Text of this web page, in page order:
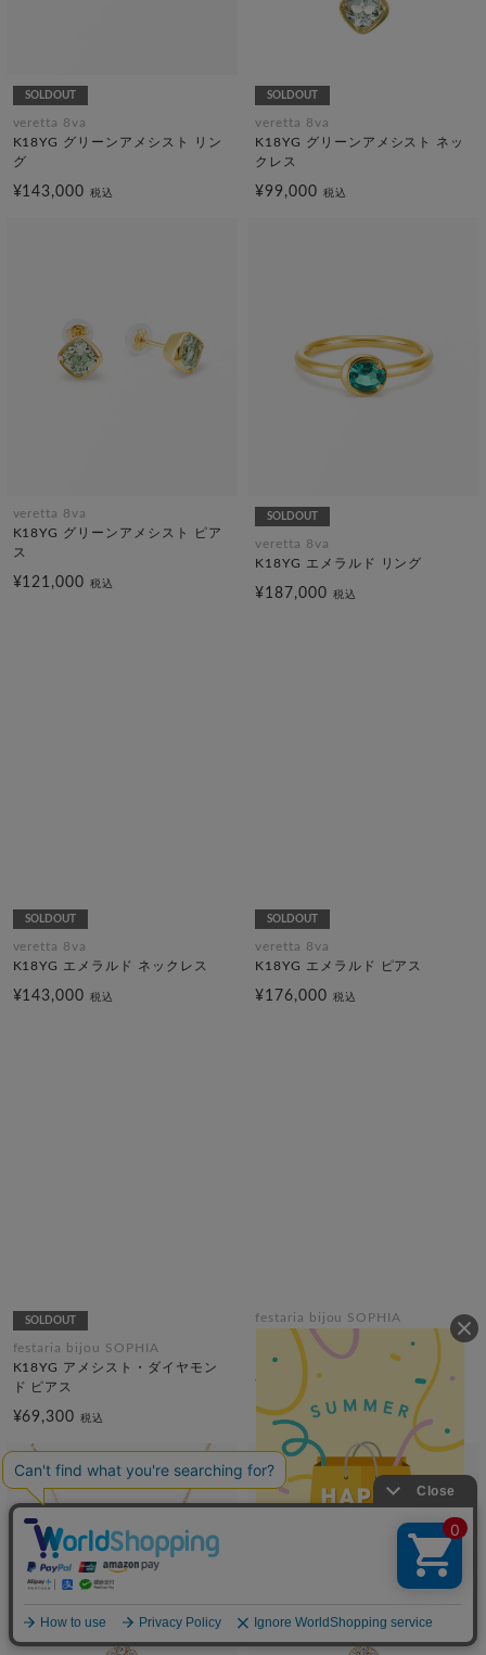
SOLDOUT
veretta 8va
K18YG グリーンアメシスト リン
グ
¥143,000税込
SOLDOUT
veretta 8va
K18YG グリーンアメシスト ネッ
クレス
¥99,000 税込
veretta 8va
K18YG グリーンアメシスト ピア
ス
¥121,000税込
SOLDOUT
veretta 8va
K18YG エメラルド リング
¥187,000 税込
SOLDOUT
veretta 8va
K18YG エメラルド ネックレス
¥143,000税込
SOLDOUT
veretta 8va
K18YG エメラルド ピアス
¥176,000 税込
SOLDOUT
festaria bijou SOPHIA
K18YG アメシスト・ダイヤモン
ド ピアス
¥69,300税込
festaria bijou SOPHIA
K18YG アクアマリン・ダイヤモ
ンド ピアス
¥69,300